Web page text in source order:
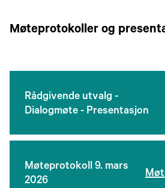
Møteprotokoller og
Rådgivende utvalg -
Dialogmøte - Presentasjon
Møteprotokoll 9. mars
2026